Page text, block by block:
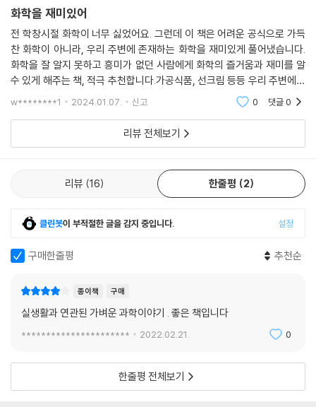
하고, 어디에서는 커피가 골다공증의 위험을 높인다고 한다. 누구 말이 맞
는 걸까? 그래서 커피를 마시라는 걸까, 말라는 걸까?
저자는 이렇게 우리가 화학 하면 흔히 떠올리는 궁금증을 깊게 파고들 뿐
만 아니라, 화학을 이해할 때 경계해야 할 부분까지 살펴본다. 전공자가 아
닌 우리가 화학과 관련된 정보를 접하는 수단은 보통 언론 매체다. 하지만
매체가 주는 정보를 어디까지 믿어야 할까? ”브로콜리, 치매 예방에 효과
건강 돕는다“ 누구든 이런 기사를 접한 적이 있을 것이다. 매체는 어떤 근
거로 특정 물질이 몸에 좋고 나쁘다고 판단해서 전 국민을 상대로 뉴스를
굉장한 사실을 발견했다!’며 내놓는 논문들은 우리가 모르는 오류로 가득
할 수 있다. 간단한 숫자나 계산식 오류일 수도 있지만, 아예 연구 설계가
잘못되어 있을 수도 있다. 저자는 과학 뉴스를 우리가 어떤 자세로 받아들
여야 할지, 실제로 이 책을 통해 얻은 화학적 지식을 어떻게 우리의 건강이
나 생활 방식에 반영해야 할지도 알려준다.
아직 우리가 모르는 화학물질도 지구상에 존재한다. 무조건 화학물질은 나
쁘고, 자연에서 얻는 것만 좋다고 말할 수는 없다. 저자는 이 책을 쓰기 위
해 수천 편의 논문을 읽고 수십 명의 과학자를 인터뷰하면서 세상을 보는
망한다. 유쾌한 유머와 흥미로운 지식으로 가득한 이 책을 덮고 나면, 우리
가 겪는 오늘도 내일도 어제도 화학으로 가득 차 있음을 깨닫게 될 것이다.
화학을 재미있어
전 학창시절 화학이 너무 싫었어요. 그런데 이 책은 어려운 공식으로 가득
찬 화학이 아니라, 우리 주변에 존재하는 화학을 재미있게 풀어냈습니다.
화학을 잘 알지 못하고 흥미가 없던 사람에게 화학의 즐거움과 재미를 알
수 있게 해주는 책, 적극 추천합니다.가공식품, 선크림 등등 우리 주변에서
쉽게 볼 수 있는 것들을 화학적 관점으로 이야기해주는 책. 이 책을 직접 고
w********1 2024.01.07. 신고 0 댓글0
리뷰 전체보기
리뷰 16 한줄평 2
클린봇이 부적절한 글을 감지 중입니다. 설정
구매한줄평 추천순
종이책 구매
실생활과 연관된 가벼운 과학이야기 . 좋은 책입니다
********************** 2022.02.21. 0
한줄평 전체보기